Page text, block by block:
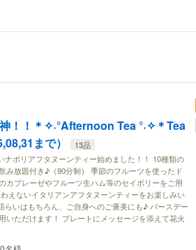
！！＊✧˖°Afternoon Tea °˖✧＊Tea
まで）
13品
ナポリアフタヌーンティー始めました！！ 10種類の
み放題付き♪（90分制） 季節のフルーツを使ったド
カプレーゼやフルーツ生ハム等のセイボリーをご用
えないイタリアンアフタヌーンティーをお楽しみい
らいはもちろん、ご自身へのご褒美にも♪ バースデー
いただけます！ プレートにメッセージを添えて花火